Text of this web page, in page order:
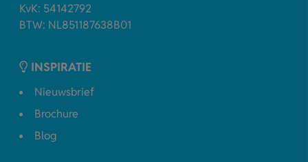
KvK: 54142792
BTW: NL851187638B01
INSPIRATIE
Nieuwsbrief
Brochure
Blog